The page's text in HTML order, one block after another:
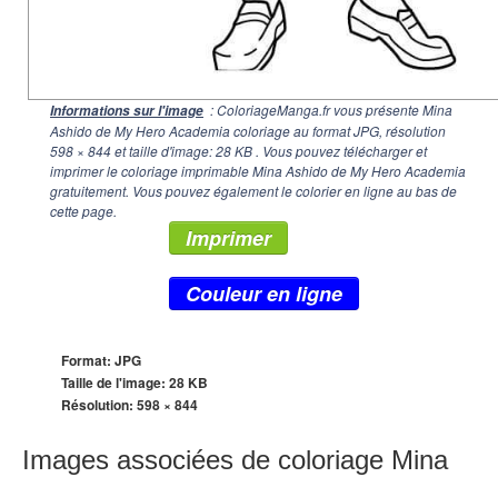
Informations sur l'image : ColoriageManga.fr vous présente Mina
Ashido de My Hero Academia coloriage au format JPG, résolution
598 × 844et taille d'image: 28 KB . Vous pouvez télécharger et
imprimer le coloriage imprimable Mina Ashido de My Hero Academia
gratuitement. Vous pouvez également le colorier en ligne au bas de
cette page.
Imprimer
Couleur en ligne
Format: JPG
Taille de l'image: 28 KB
Résolution: 598 × 844
Images associées de coloriage Mina